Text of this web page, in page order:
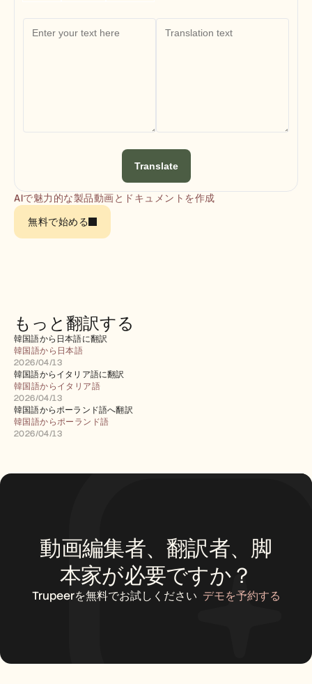
AIで魅力的な製品動画とドキュメントを作成
無料で始める
Translate
もっと翻訳する
韓国語から日本語に翻訳
韓国語から日本語
2026/04/13
韓国語からイタリア語に翻訳
韓国語からイタリア語
2026/04/13
韓国語からポーランド語へ翻訳
韓国語からポーランド語
2026/04/13
動画編集者、翻訳者、脚
本家が必要ですか？
Trupeerを無料でお試しください デモを予約する
料金
採用情報
プロダクトマーケティング
カスタマーサクセス